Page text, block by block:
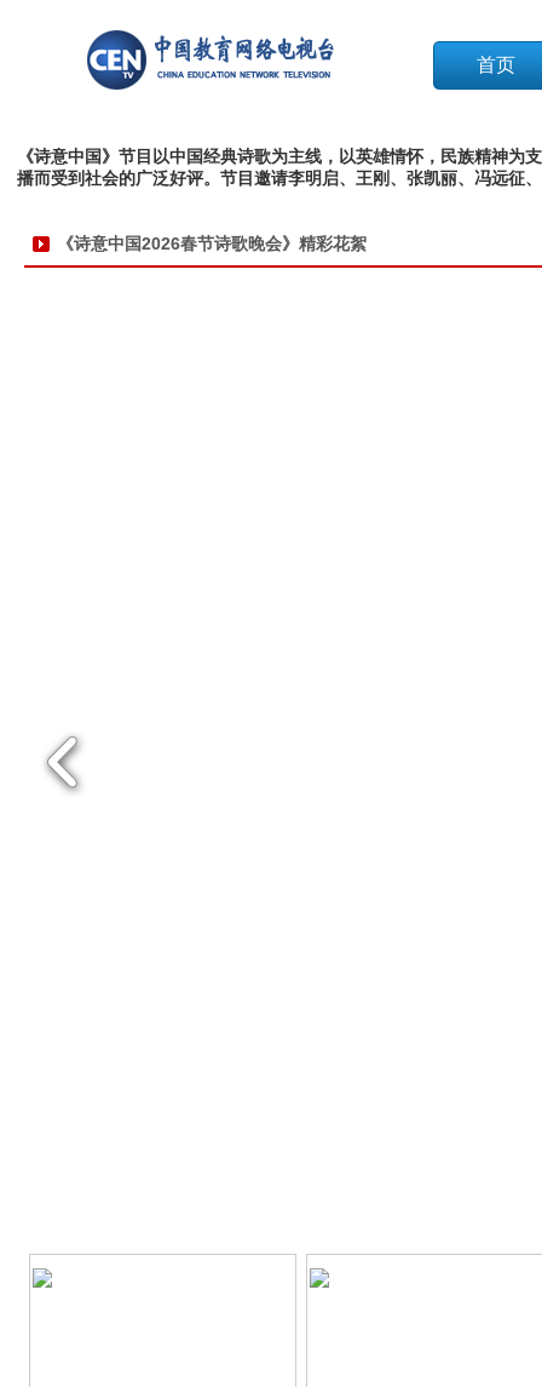
首页
《诗意中国》节目以中国经典诗歌为主线，以英雄情怀，民族精神
播而受到社会的广泛好评。节目邀请李明启、王刚、张凯丽、冯远征
《诗意中国2026春节诗歌晚会》精彩花絮